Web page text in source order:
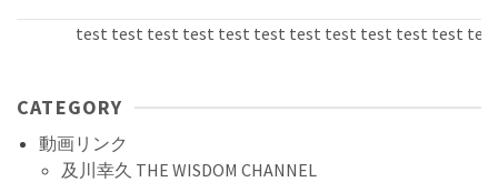
test test test test test test test test test test test test
CATEGORY
動画リンク
及川幸久 THE WISDOM CHANNEL